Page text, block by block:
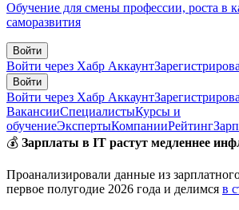
Обучение для смены профессии, роста в
саморазвития
Войти
Войти через Хабр Аккаунт
Войти
Войти через Хабр Аккаунт
ВакансииСпециалистыКурсы и
обучениеЭкспертыКомпанииРейтинг
💰 Зарплаты в IT растут медленнее
Проанализировали данные из зарплатного
первое полугодие 2026 года и делимся в